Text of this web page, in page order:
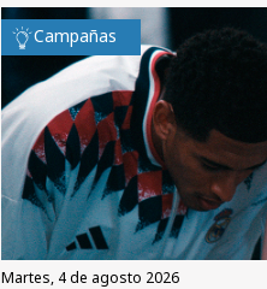
Campañas
martes, 4 de agosto 2026